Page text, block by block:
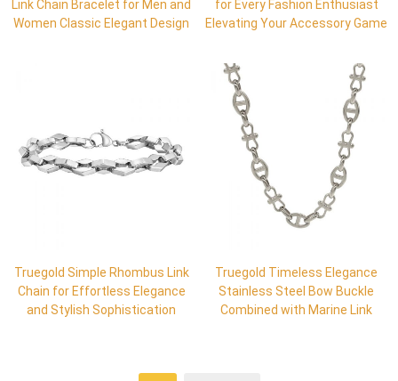
Link Chain Bracelet for Men and
Women Classic Elegant Design
for Every Fashion Enthusiast
Elevating Your Accessory Game
Truegold Simple Rhombus Link
Chain for Effortless Elegance
and Stylish Sophistication
Truegold Timeless Elegance
Stainless Steel Bow Buckle
Combined with Marine Link